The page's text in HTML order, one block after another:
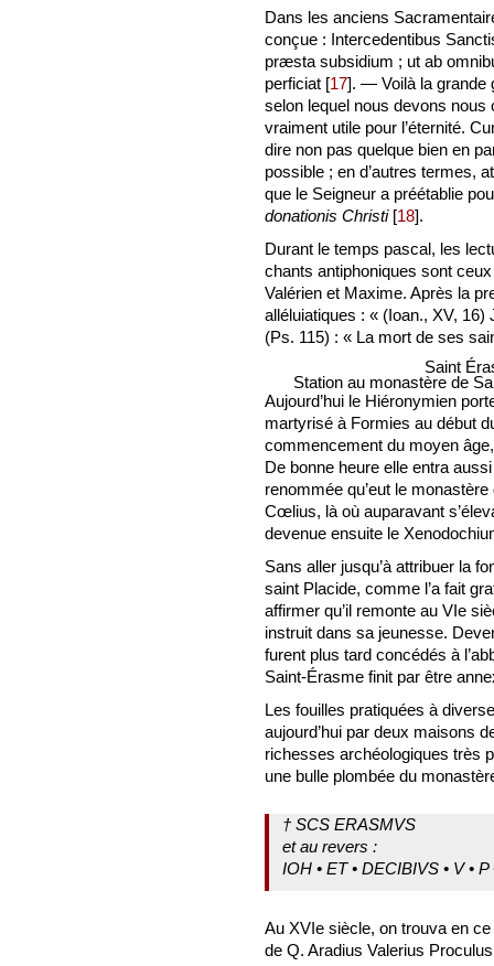
Dans les anciens
conçue : Intercedentibus
præsta subsidium ; ut ab
perficiat [17]. — Voilà la grande
selon lequel nous devons nous
vraiment utile pour l’éternité.
dire non pas quelque bien en
possible ; en d’autres termes,
que le Seigneur a préétablie
donationis Christi[18].
Durant le temps pascal, les
chants antiphoniques sont
Valérien et Maxime. Après la
alléluiatiques : « (Ioan., XV,
(Ps. 115) : « La mort de ses
Saint
Station au monastère de
Aujourd’hui le Hiéronymien
martyrisé à Formies au début
commencement du moyen
De bonne heure elle entra
renommée qu’eut le
Cœlius, là où auparavant
devenue ensuite le
Sans aller jusqu’à attribuer la
saint Placide, comme l’a fait
affirmer qu’il remonte au VIe
instruit dans sa jeunesse.
furent plus tard concédés à
Saint-Érasme finit par être
Les fouilles pratiquées à
aujourd’hui par deux maisons
richesses archéologiques très
une bulle plombée du
† SCS ERASMVS
et au revers :
IOH • ET • DECIBIVS • V • P
Au XVIe siècle, on trouva en
de Q. Aradius Valerius